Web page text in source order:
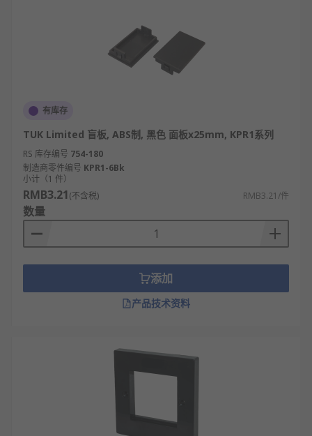
有库存
TUK Limited 盲板, ABS制, 黑色 面板x25mm, KPR1系列
RS 库存编号 754-180
制造商零件编号 KPR1-6Bk
小计（1 件）
RMB3.21(不含税) RMB3.21/件
数量
添加
产品技术资料